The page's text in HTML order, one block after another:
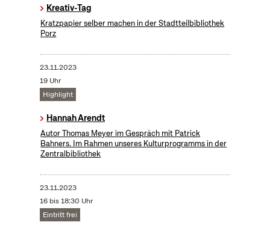
Kreativ-Tag
Kratzpapier selber machen in der Stadtteilbibliothek
Porz
23.11.2023
19 Uhr
Highlight
Hannah Arendt
Autor Thomas Meyer im Gespräch mit Patrick
Bahners. Im Rahmen unseres Kulturprogramms in der
Zentralbibliothek
23.11.2023
16 bis 18:30 Uhr
Eintritt frei